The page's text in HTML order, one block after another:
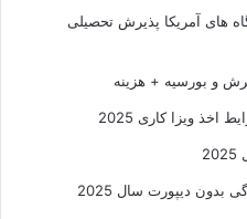
های آمریکا پذیرش تحصیلی
و بورسیه + هزینه
ویزا کاری 2025
دیپورت سال 2025